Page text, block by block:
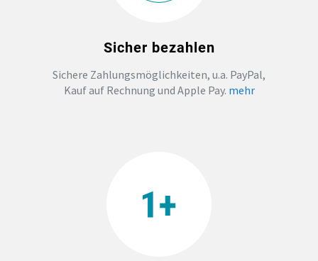
PRINT ON DEMAND
Sicher bezahlen
Sichere Zahlungsmöglichkeiten, u.a. PayPal,
Kauf auf Rechnung und Apple Pay. mehr